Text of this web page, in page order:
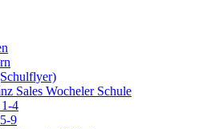
Sales Wocheler Schule
4
9